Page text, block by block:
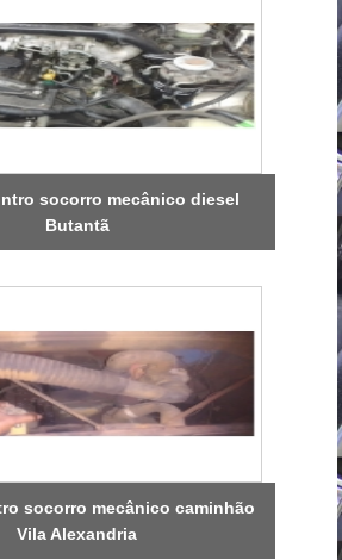
socorro mecânico diesel
Butantã
socorro mecânico caminhão
Vila Alexandria